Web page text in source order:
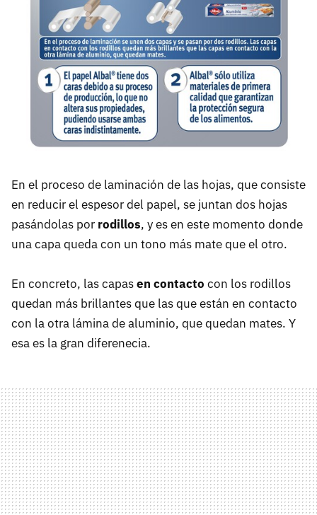
En el proceso de laminación de las hojas, que consiste
en reducir el espesor del papel, se juntan dos hojas
pasándolas por rodillos, y es en este momento donde
una capa queda con un tono más mate que el otro.
En concreto, las capasen contacto con los rodillos
quedan más brillantes que las que están en contacto
con la otra lámina de aluminio, que quedan mates. Y
esa es la gran diferenecia.